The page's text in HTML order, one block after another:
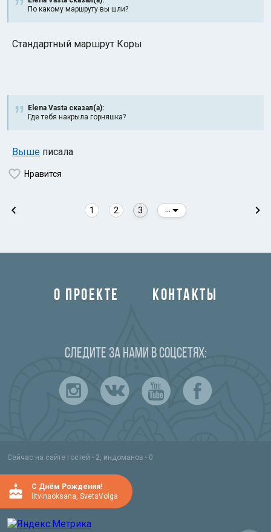
По какому маршруту вы шли?
Стандартный маршрут Коры
Elena Vasta сказал(а):
Где тебя накрыла горняшка?
Выше писала
Нравится
1 2 3
О ПРОЕКТЕ КОНТАКТЫ
Следите за нами в соцсетях:
Сейчас на сайте гостей - 2, индоманов - 0
C Днём Рождения!
litvinaoksana, SvetaVolga